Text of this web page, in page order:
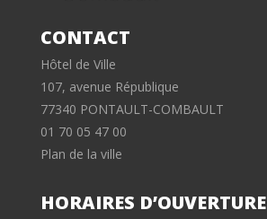
CONTACT
Hôtel de Ville
107, avenue République
77340 PONTAULT-COMBAULT
01 70 05 47 00
Plan de la ville
HORAIRES D’OUVERTURE